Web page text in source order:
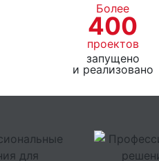
Более
400
проектов
запущено
и реализовано